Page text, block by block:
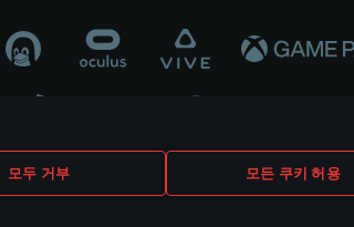
모두 거부 모든 쿠키 허용
원 또는 홍보에 참여하지 않습니다..